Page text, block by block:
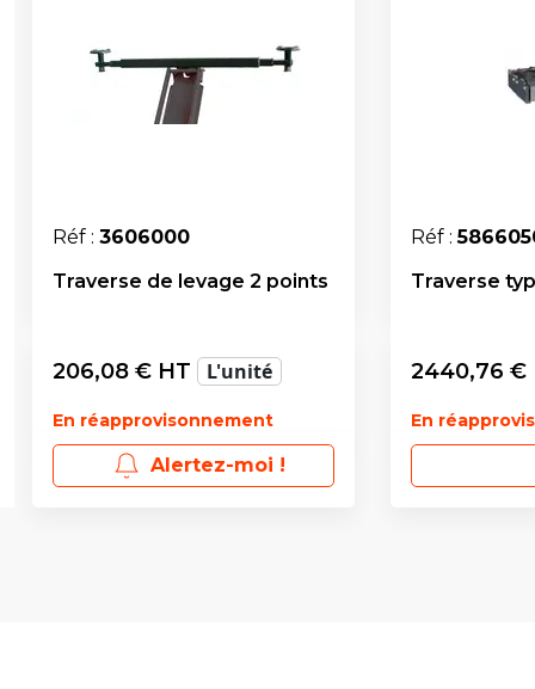
Réf : 3606000
Traverse de levage 2 points
206,08 € HT L'unité
En réapprovisonnement
Alertez-moi !
Réf :
Traverse
2440,76 €
En